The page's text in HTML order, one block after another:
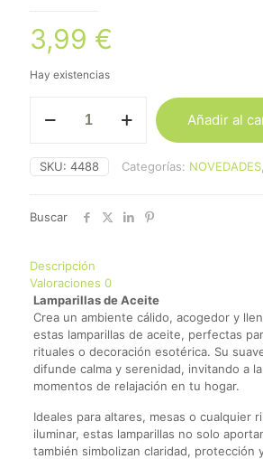
3,99 €
Hay existencias
Aceite
cantidad
Añadir al
SKU: 4488 Categorías: NOVEDADES
Buscar
Descripción
Valoraciones 0
Lamparillas de Aceite
Crea un ambiente cálido, acogedor y
estas lamparillas de aceite, perfectas
rituales o decoración esotérica. Su
difunde calma y serenidad, invitando a
momentos de relajación en tu hogar.
Ideales para altares, mesas o cualquier
iluminar, estas lamparillas no solo
también simbolizan claridad, protección